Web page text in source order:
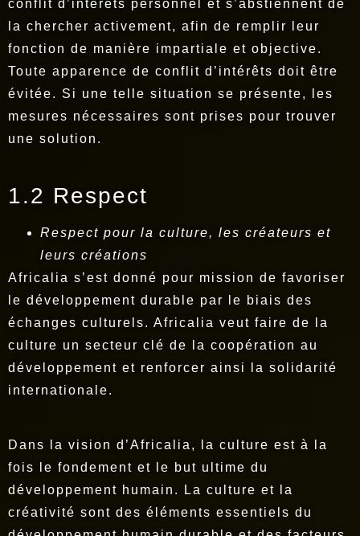
conflit d’intérêts personnel et s’abstiennent de
la chercher activement, afin de remplir leur
fonction de manière impartiale et objective.
Toute apparence de conflit d’intérêts doit être
évitée. Si une telle situation se présente, les
mesures nécessaires sont prises pour trouver
une solution.
1.2 Respect
Respect pour la culture, les créateurs et
leurs créations
Africalia s’est donné pour mission de favoriser
le développement durable par le biais des
échanges culturels. Africalia veut faire de la
culture un secteur clé de la coopération au
développement et renforcer ainsi la solidarité
internationale.
Dans la vision d’Africalia, la culture est à la
fois le fondement et le but ultime du
développement humain. La culture et la
créativité sont des éléments essentiels du